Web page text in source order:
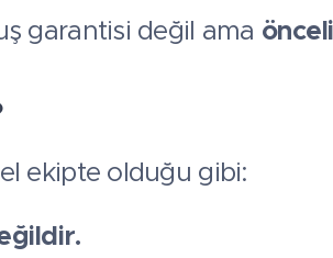
garantisi değil ama
ekipte olduğu gibi: